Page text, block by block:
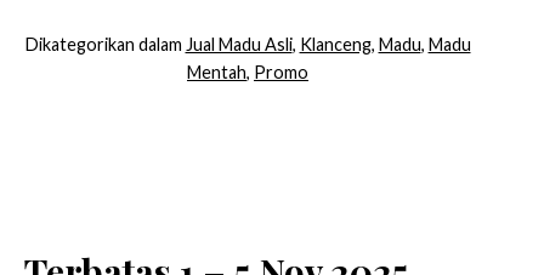
Dikategorikan dalam Jual Madu Asli, Klanceng, Madu, Madu
Mentah, Promo